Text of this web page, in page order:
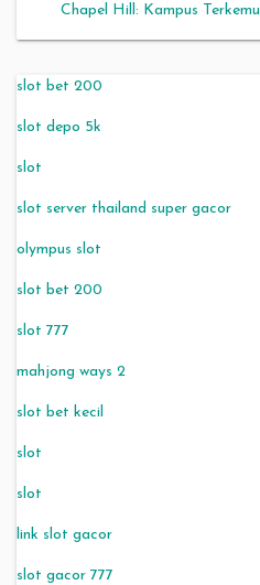
Chapel Hill: Kampus
slot bet 200
slot depo 5k
slot
slot server thailand super gacor
olympus slot
slot bet 200
slot 777
mahjong ways 2
slot bet kecil
slot
slot
link slot gacor
slot gacor 777